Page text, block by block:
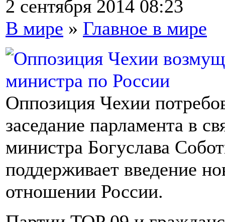
2 сентября 2014 08:23
В мире » Главное в мире
Оппозиция Чехии
заседание парламента в
министра Богуслава
поддерживает введение
отношении России.